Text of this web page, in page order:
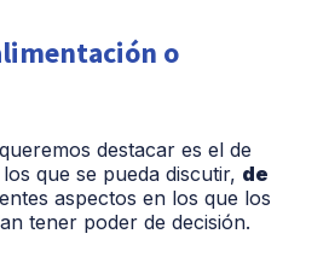
o
destacar es el de
que se pueda discutir, de
aspectos en los que los
tener poder de decisión.